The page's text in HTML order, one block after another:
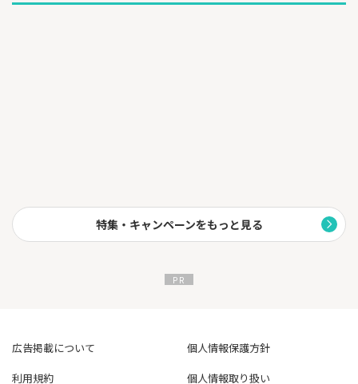
特集・キャンペーンをもっと見る
広告掲載について
個人情報保護方針
利用規約
個人情報取り扱い